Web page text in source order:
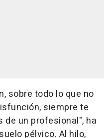
sobre todo lo que no
siempre te
de un profesional", ha
pélvico. Al hilo,